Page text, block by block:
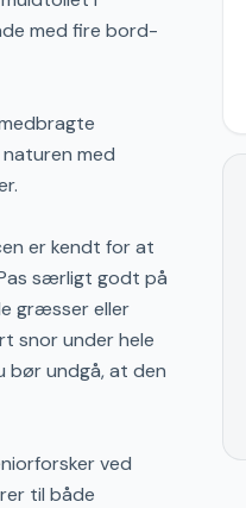
med fire bord-
med
er kendt for at
særligt godt på
græsser eller
snor under hele
bør undgå, at den
ved
til både